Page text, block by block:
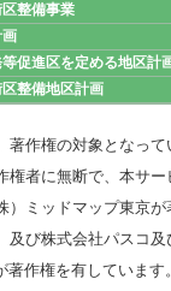
整備事業
促進区を定める地区計
整備地区計画
著作権の対象となって
権者に無断で、本サ
ミッドマップ東京
び株式会社パスコ
著作権を有しています